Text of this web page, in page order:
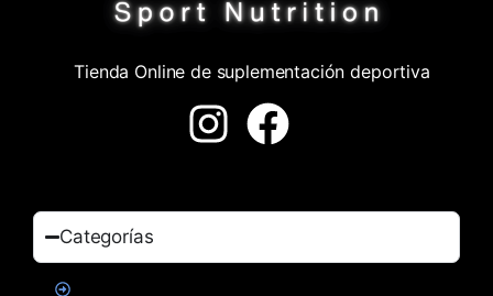
Tienda Online de suplementación deportiva
Categorías